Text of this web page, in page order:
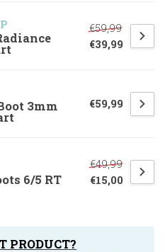
€59,99
€39,99
3mm €59,99
6/5 RT
€49,99
€15,00
PRODUCT?